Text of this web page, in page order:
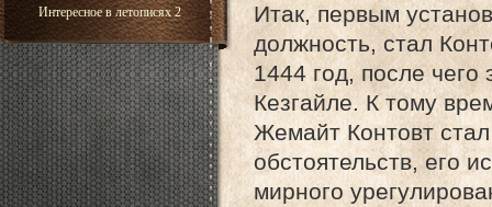
Интересное в летописях 2
Итак, первым
должность, стал
1444 год, после чего
Кезгайле. К тому
Жемайт Контовт
обстоятельств, его
мирного